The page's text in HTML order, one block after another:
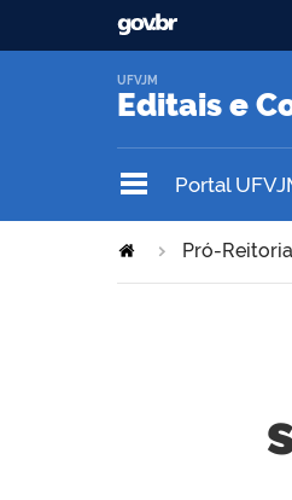
Editais e
UFVJM
Portal
Pró-